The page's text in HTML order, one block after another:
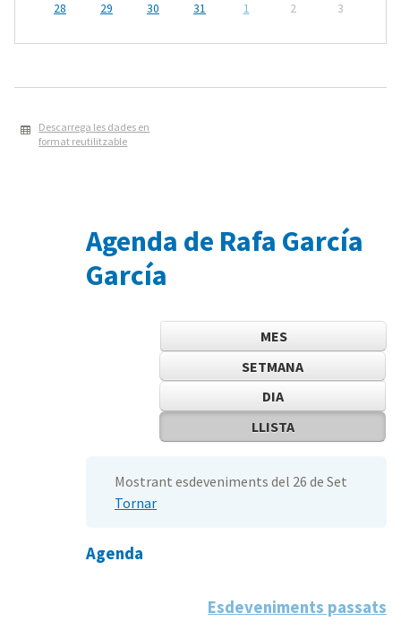
28
29 30 31 1 2 3
Descarrega les dades en
format reutilitzable
Agenda de Rafa García
García
MES
SETMANA
DIA
LLISTA
Mostrant esdeveniments del 26 de Set
Tornar
Agenda
Esdeveniments passats